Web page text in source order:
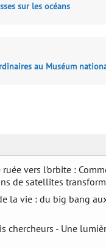
vers l’orbite :
de satellites
la vie : du big bang
chercheurs - Une
sur les océans